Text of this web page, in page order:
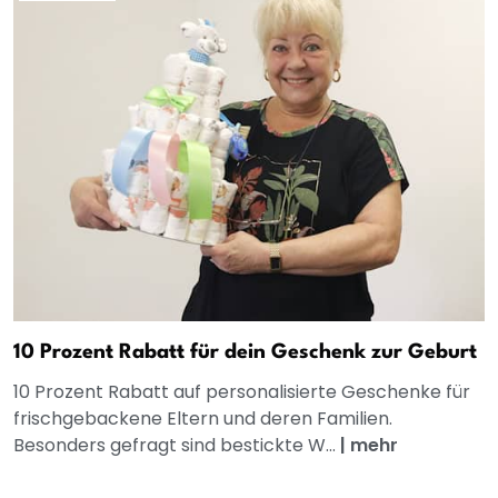
10 Prozent Rabatt für dein Geschenk zur Geburt
10 Prozent Rabatt auf personalisierte Geschenke für
frischgebackene Eltern und deren Familien.
Besonders gefragt sind bestickte W... | mehr